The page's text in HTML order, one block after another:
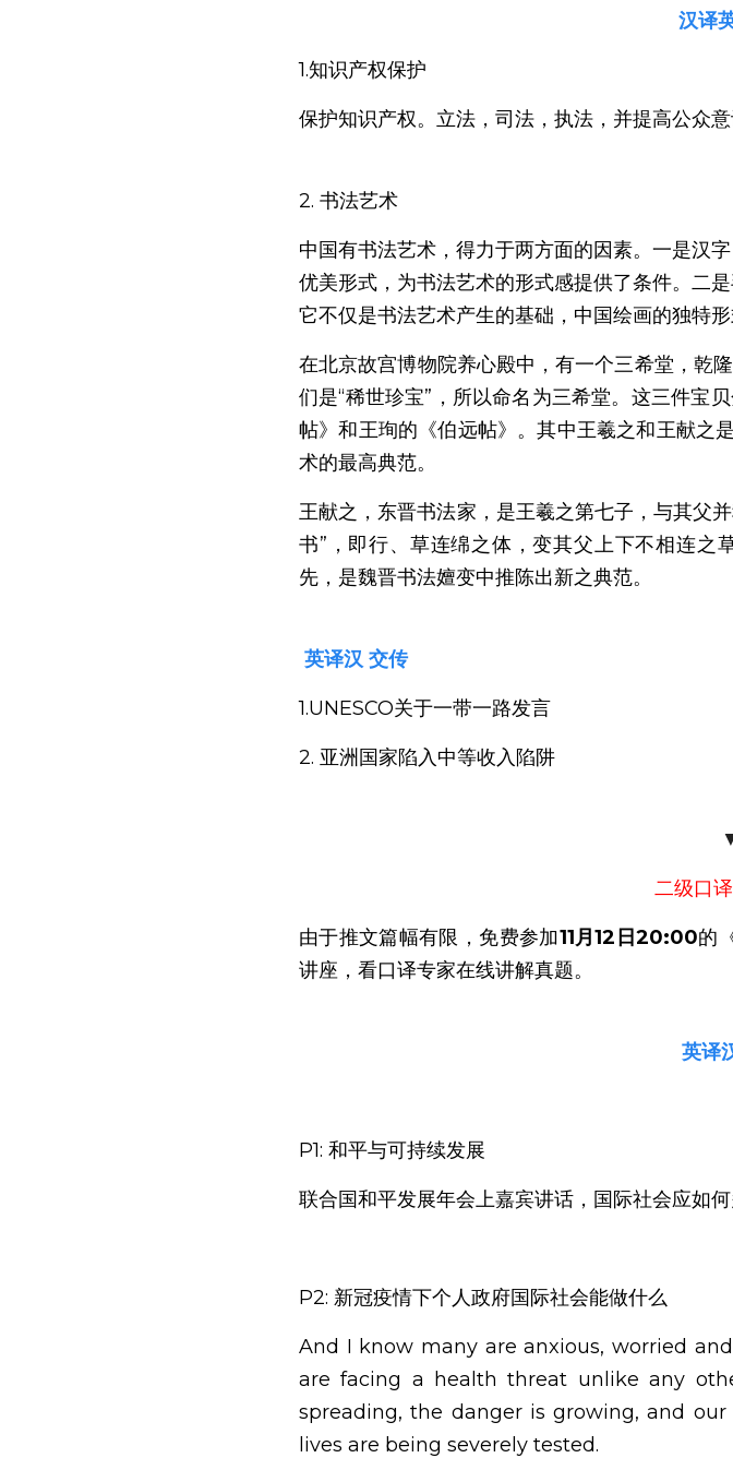
汉译
1.知识产权保护
保护知识产权。立法，司法，执法，并提高公众意
2. 书法艺术
中国有书法艺术，得力于两方面的因素。一是汉
优美形式，为书法艺术的形式感提供了条件。二
它不仅是书法艺术产生的基础，中国绘画的独特
在北京故宫博物院养心殿中，有一个三希堂，乾
们是“稀世珍宝”，所以命名为三希堂。这三件宝
帖》和王珣的《伯远帖》。其中王羲之和王献之
术的最高典范。
王献之，东晋书法家，是王羲之第七子，与其父
书”，即行、草连绵之体，变其父上下不相连之
先，是魏晋书法嬗变中推陈出新之典范。
英译汉 交传
1.UNESCO关于一带一路发言
2. 亚洲国家陷入中等收入陷阱
二级口
由于推文篇幅有限，免费参加11月12日20:00的
讲座，看口译专家在线讲解真题。
英译
P1: 和平与可持续发展
联合国和平发展年会上嘉宾讲话，国际社会应如
P2: 新冠疫情下个人政府国际社会能做什么
And I know many are anxious, worried
are facing a health threat unlike any
spreading, the danger is growing, and
lives are being severely tested.